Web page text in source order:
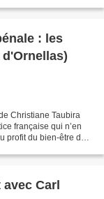
: les
Christiane Taubira
française qui n’en
profit du bien-être de
Carl